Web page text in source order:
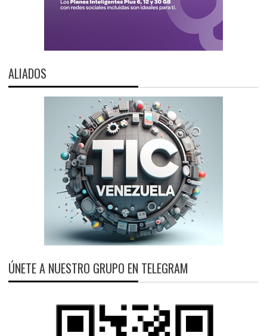
ALIADOS
ÚNETE A NUESTRO GRUPO EN TELEGRAM